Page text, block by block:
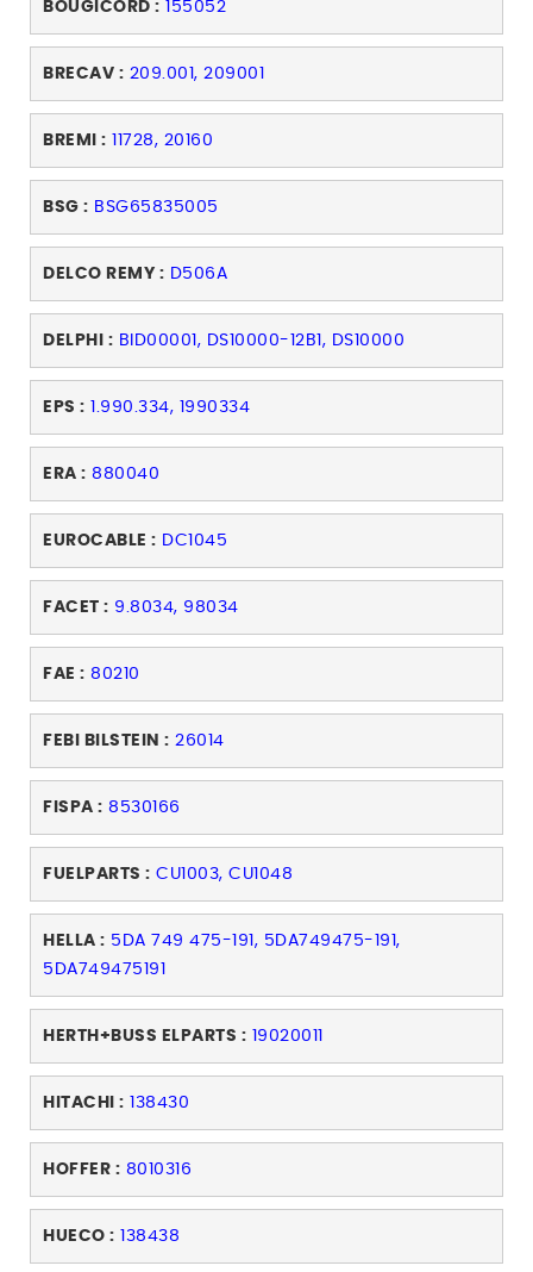
BOUGICORD : 155052
BRECAV : 209.001, 209001
BREMI : 11728, 20160
BSG : BSG65835005
DELCO REMY : D506A
DELPHI : BID00001, DS10000-12B1, DS10000
EPS : 1.990.334, 1990334
ERA : 880040
EUROCABLE : DC1045
FACET : 9.8034, 98034
FAE : 80210
FEBI BILSTEIN : 26014
FISPA : 8530166
FUELPARTS : CU1003, CU1048
HELLA : 5DA 749 475-191, 5DA749475-191,
5DA749475191
HERTH+BUSS ELPARTS : 19020011
HITACHI : 138430
HOFFER : 8010316
HUECO : 138438